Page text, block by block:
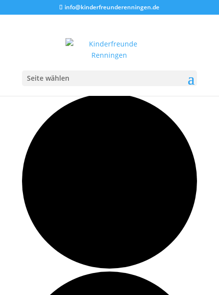
info@kinderfreunderenningen.de
Seite wählen